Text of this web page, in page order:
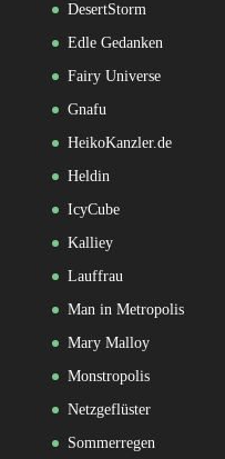
DesertStorm
Edle Gedanken
Fairy Universe
Gnafu
HeikoKanzler.de
Heldin
IcyCube
Kalliey
Lauffrau
Man in Metropolis
Mary Malloy
Monstropolis
Netzgeflüster
Sommerregen